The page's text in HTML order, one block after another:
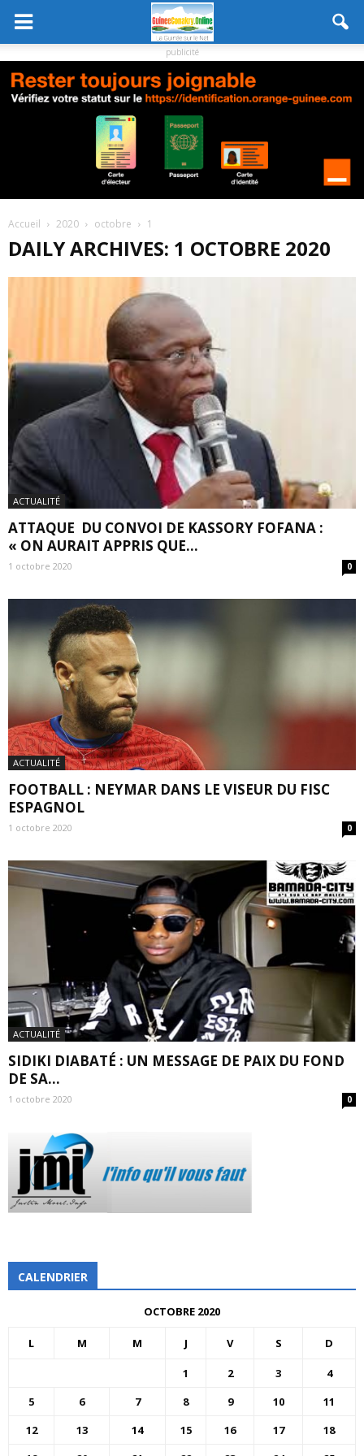
publicité
Accueil 2020 octobre 1
DAILY ARCHIVES: 1 OCTOBRE 2020
ACTUALITÉ
ATTAQUE DU CONVOI DE KASSORY FOFANA :
« ON AURAIT APPRIS QUE...
1 octobre 2020 0
ACTUALITÉ
FOOTBALL : NEYMAR DANS LE VISEUR DU FISC
ESPAGNOL
1 octobre 2020 0
ACTUALITÉ
SIDIKI DIABATÉ : UN MESSAGE DE PAIX DU FOND
DE SA...
1 octobre 2020 0
CALENDRIER
OCTOBRE 2020
L M M J V S D
1 2 3
4
5
6 7 8 9 10
11
12
13 14 15 16 17
18